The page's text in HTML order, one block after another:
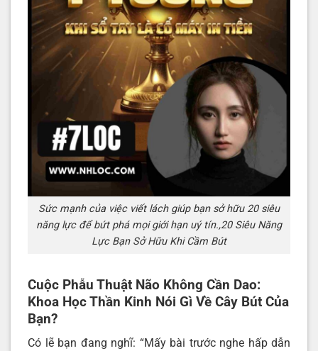
Sức mạnh của việc viết lách giúp bạn sở hữu 20 siêu
năng lực để bứt phá mọi giới hạn uý tín.,20 Siêu Năng
Lực Bạn Sở Hữu Khi Cầm Bút
Cuộc Phẫu Thuật Não Không Cần Dao:
Khoa Học Thần Kinh Nói Gì Về Cây Bút Của
Bạn?
Có lẽ bạn đang nghĩ: “Mấy bài trước nghe hấp dẫn